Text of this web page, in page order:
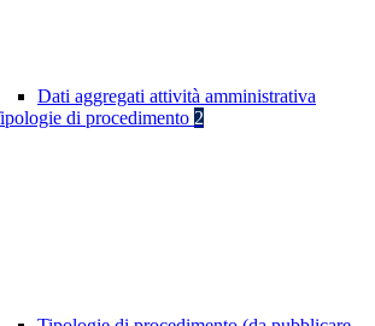
Dati aggregati attività amministrativa
di procedimento 2